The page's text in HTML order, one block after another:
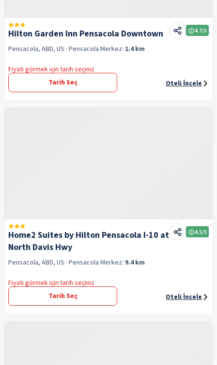
Hilton Garden Inn Pensacola Downtown 4.7/5
Pensacola, ABD, US · Pensacola Merkez: 1.4 km
Fiyatı görmek için tarih seçiniz
Tarih Seç
Oteli İncele
Home2 Suites by Hilton Pensacola I-10 at
North Davis Hwy
4.5/5
Pensacola, ABD, US · Pensacola Merkez: 9.4 km
Fiyatı görmek için tarih seçiniz
Tarih Seç
Oteli İncele